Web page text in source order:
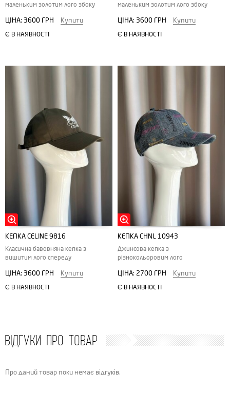
маленьким золотим лого збоку
ЦІНА: 3600 ГРН Купити
Є В НАЯВНОСТІ
маленьким золотим лого збоку
ЦІНА: 3600 ГРН Купити
Є В НАЯВНОСТІ
КЕПКА СELINE 9816
Класична бавовняна кепка з
вишитим лого спереду
ЦІНА: 3600 ГРН Купити
Є В НАЯВНОСТІ
КЕПКА CHNL 10943
Джинсова кепка з
різнокольоровим лого
ЦІНА: 2700 ГРН Купити
Є В НАЯВНОСТІ
ВІДГУКИ ПРО ТОВАР
Про даний товар поки немає відгуків.